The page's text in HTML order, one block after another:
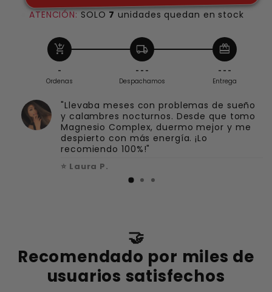
ATENCIÓN: SOLO 7 unidades quedan en stock
add_shopping_cart
-
Ordenas
local_shipping
- - -
Despachamos
redeem
- - -
Entrega
"Llevaba meses con problemas de sueño
y calambres nocturnos. Desde que tomo
Magnesio Complex, duermo mejor y me
despierto con más energía. ¡Lo
recomiendo 100%!"
⭐ Laura P.
🤝
Recomendado por miles de
usuarios satisfechos